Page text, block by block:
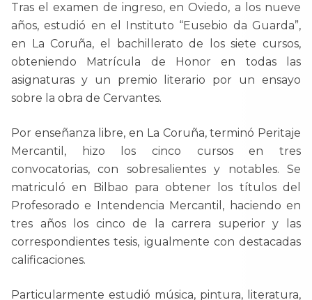
Tras el examen de ingreso, en Oviedo, a los nueve
años, estudió en el Instituto “Eusebio da Guarda”,
en La Coruña, el bachillerato de los siete cursos,
obteniendo Matrícula de Honor en todas las
asignaturas y un premio literario por un ensayo
sobre la obra de Cervantes.
Por enseñanza libre, en La Coruña, terminó Peritaje
Mercantil, hizo los cinco cursos en tres
convocatorias, con sobresalientes y notables. Se
matriculó en Bilbao para obtener los títulos del
Profesorado e Intendencia Mercantil, haciendo en
tres años los cinco de la carrera superior y las
correspondientes tesis, igualmente con destacadas
calificaciones.
Particularmente estudió música, pintura, literatura,